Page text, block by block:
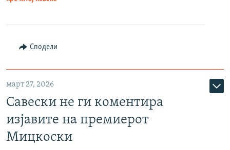
Сподели
март 27, 2026
Савески не ги коментира
изјавите на премиерот
Мицкоски